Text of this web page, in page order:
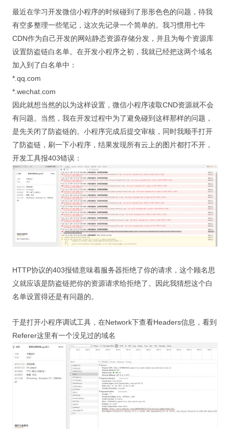
SEO
视觉/交互设计
关于本站
最近在学习开发微信小程序的时候碰到了形形色色的问题，待我
有空多整理一些笔记，这次先记录一个简单的。我习惯用七牛
CDN作为自己开发的网站静态资源存储分发，并且为每个资源库
设置防盗链白名单。在开发小程序之初，我就已经把这两个域名
加入到了白名单中：
*.qq.com
*.wechat.com
因此就想当然的以为这样设置，微信小程序读取CND资源就不会
有问题。当然，我在开发过程中为了避免碰到这样那样的问题，
是先关闭了防盗链的。小程序完成后提交审核，同时我顺手打开
了防盗链，刷一下小程序，结果发现所有云上的图片都打不开，
开发工具报403错误：
HTTP协议的403报错意味着服务器拒绝了你的请求，这个顾名思
义就应该是防盗链把你的资源请求给拒绝了。因此我猜想这个白
名单设置得还是有问题的。
于是打开小程序调试工具，在Network下查看Headers信息，看到
Referer这里有一个没见过的域名